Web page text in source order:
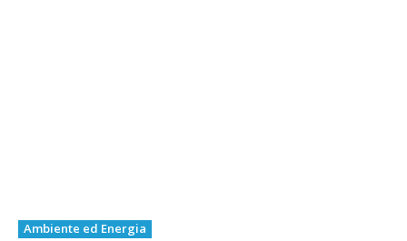
Ambiente ed Energia